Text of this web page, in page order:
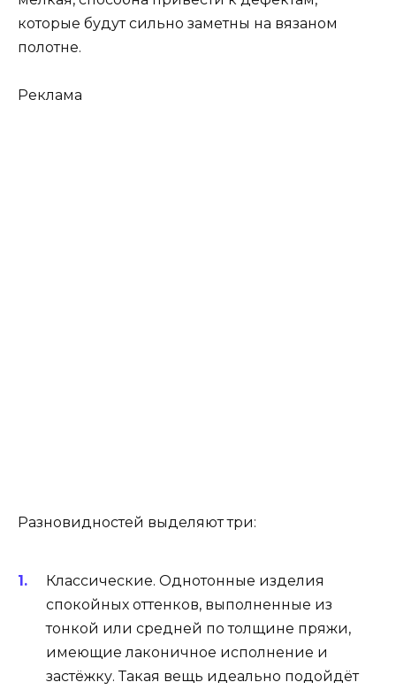
которые будут сильно заметны на вязаном
полотне.
Реклама
Разновидностей выделяют три:
Классические. Однотонные изделия
спокойных оттенков, выполненные из
тонкой или средней по толщине пряжи,
имеющие лаконичное исполнение и
застёжку. Такая вещь идеально подойдёт